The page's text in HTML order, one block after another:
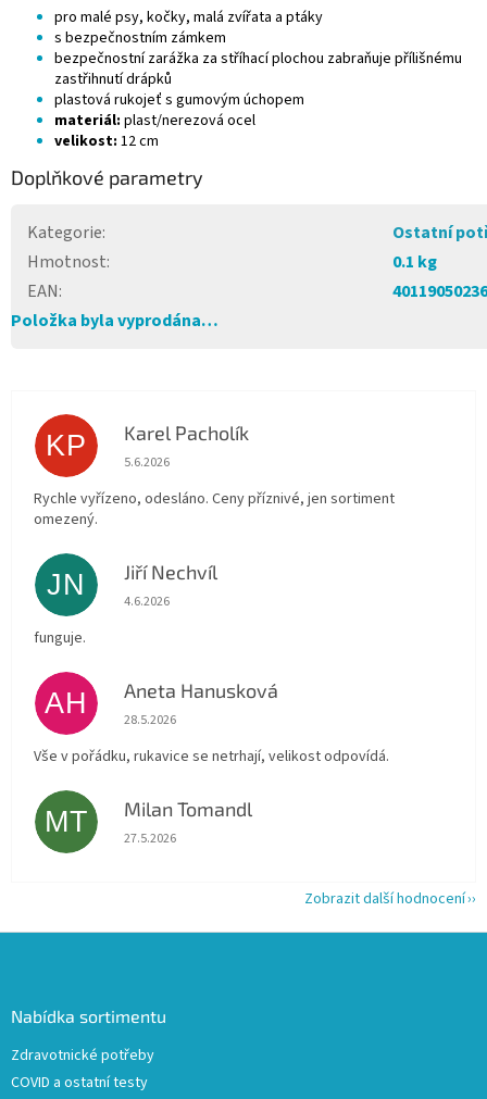
pro malé psy, kočky, malá zvířata a ptáky
s bezpečnostním zámkem
bezpečnostní zarážka za stříhací plochou zabraňuje přílišnému
zastřihnutí drápků
plastová rukojeť s gumovým úchopem
materiál: plast/nerezová ocel
velikost: 12 cm
Doplňkové parametry
Kategorie:
Ostatní
Hmotnost:
0.1 kg
EAN:
Položka byla vyprodána…
KP Karel Pacholík
Hodnocení obchodu je 4 z 5 hvězdiček.
5.6.2026
Rychle vyřízeno, odesláno. Ceny příznivé, jen sortiment
omezený.
JN Jiří Nechvíl
Hodnocení obchodu je 5 z 5 hvězdiček.
4.6.2026
funguje.
AH Aneta Hanusková
Hodnocení obchodu je 5 z 5 hvězdiček.
28.5.2026
Vše v pořádku, rukavice se netrhají, velikost odpovídá.
MT Milan Tomandl
Hodnocení obchodu je 5 z 5 hvězdiček.
27.5.2026
Zobrazit další hodnocení
Nabídka sortimentu
Zdravotnické potřeby
COVID a ostatní testy